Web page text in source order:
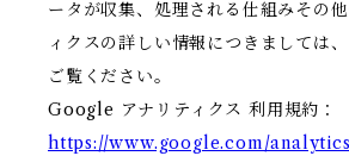
ータが収集、処理される仕組みその
ィクスの詳しい情報につきましては
ご覧ください。
Google アナリティクス 利用規約：
https://www.google.com/